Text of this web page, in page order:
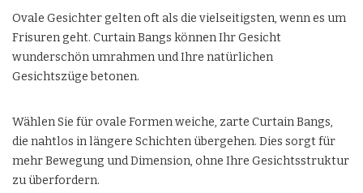
Ovale Gesichter gelten oft als die vielseitigsten, wenn es um
Frisuren geht. Curtain Bangs können Ihr Gesicht
wunderschön umrahmen und Ihre natürlichen
Gesichtszüge betonen.
Wählen Sie für ovale Formen weiche, zarte Curtain Bangs,
die nahtlos in längere Schichten übergehen. Dies sorgt für
mehr Bewegung und Dimension, ohne Ihre Gesichtsstruktur
zu überfordern.